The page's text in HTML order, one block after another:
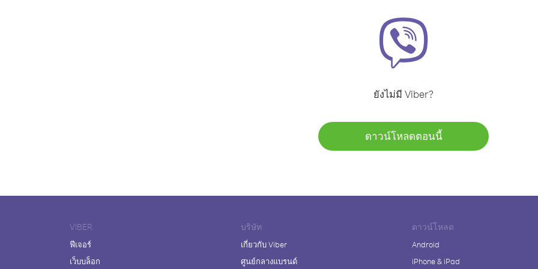
ยังไม่มี Viber?
ดาวน์โหลดตอนนี้
VIBER
ฟีเจอร์
เว็บบล็อก
บริษัท
เกี่ยวกับ Viber
ศูนย์กลางแบรนด์
ดาวน์โหลด
Android
iPhone & iPad